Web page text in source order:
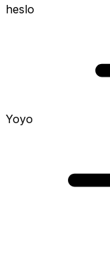
heslo
Yoyo